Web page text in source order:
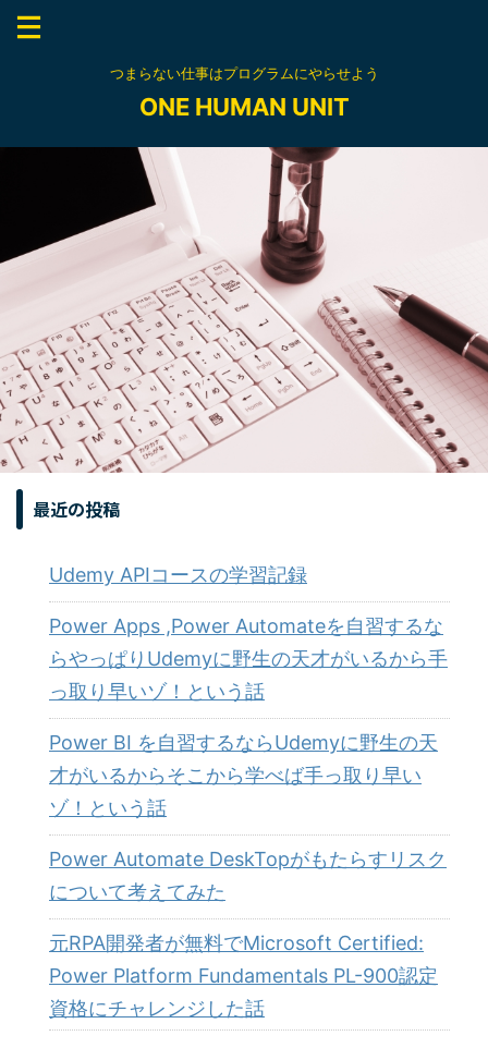
つまらない仕事はプログラムにやらせよう
ONE HUMAN UNIT
最近の投稿
Udemy APIコースの学習記録
Power Apps ,Power Automateを自習するな
らやっぱりUdemyに野生の天才がいるから手
っ取り早いゾ！という話
Power BI を自習するならUdemyに野生の天
才がいるからそこから学べば手っ取り早い
ゾ！という話
Power Automate DeskTopがもたらすリスク
について考えてみた
元RPA開発者が無料でMicrosoft Certified:
Power Platform Fundamentals PL-900認定
資格にチャレンジした話